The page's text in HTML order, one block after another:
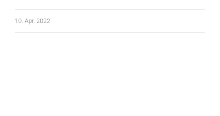
10. Apr. 2022